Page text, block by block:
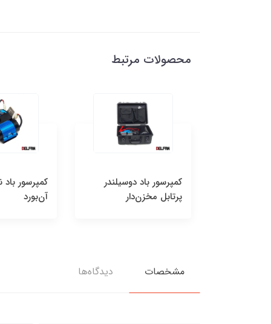
محصولات مرتبط
کمپرسور باد دوسیلندر
پرتابل مخزن‌دار
کمپرسور باد
آن‌بورد
مشخصات دیدگاه‌ها